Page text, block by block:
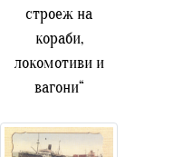
строеж на
кораби,
локомотиви и
вагони“